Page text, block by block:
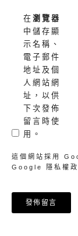
在 瀏覽器
中儲存顯
示名稱、
電子郵件
地址及個
人網站網
址，以供
下次發佈
留言時使
用。
這個網站採用
Google
隱私權